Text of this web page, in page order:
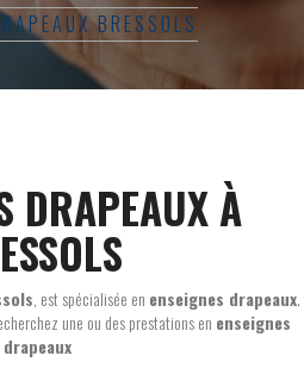
BRESSOLS
DRAPEAUX À
, est spécialisée en enseignes drapeaux.
une ou des prestations en enseignes
drapeaux